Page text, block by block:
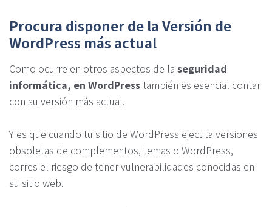
Procura disponer de la Versión de
WordPress más actual
Como ocurre en otros aspectos de la seguridad
informática, en WordPresstambién es esencial contar
con su versión más actual.
Y es que cuando tu sitio de WordPress ejecuta versiones
obsoletas de complementos, temas o WordPress,
corres el riesgo de tener vulnerabilidades conocidas en
su sitio web.